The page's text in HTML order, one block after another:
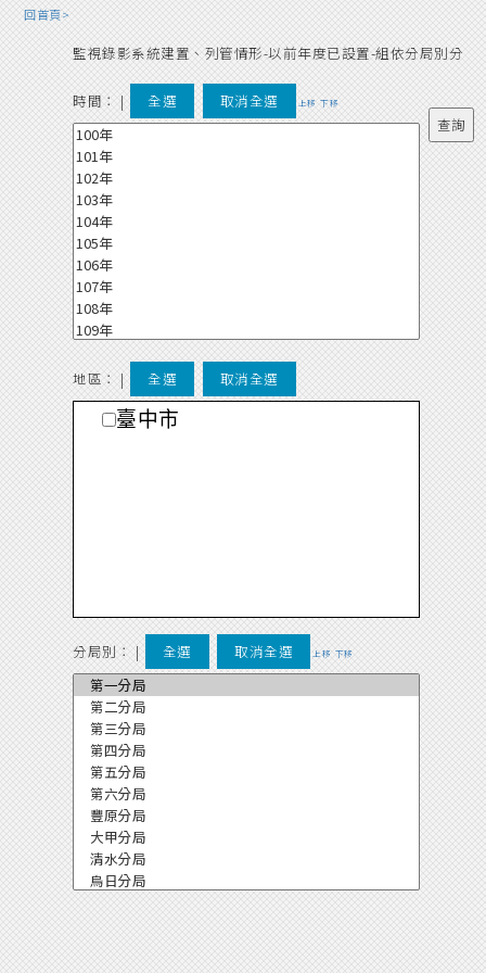
回首頁>
監視錄影系統建置、列管情形-以前年度已設置-組依分局別分
時間： | 全選 取消全選 上移 下移
地區： | 全選 取消全選
臺中市
分局別： | 全選 取消全選 上移 下移